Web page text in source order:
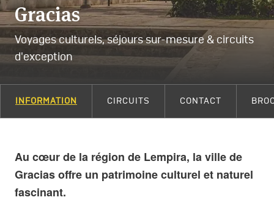
Gracias
Voyages culturels, séjours sur-mesure & circuits
d'exception
INFORMATION CIRCUITS CONTACT
Au cœur de la région de Lempira, la ville de
Gracias offre un patrimoine culturel et naturel
fascinant.